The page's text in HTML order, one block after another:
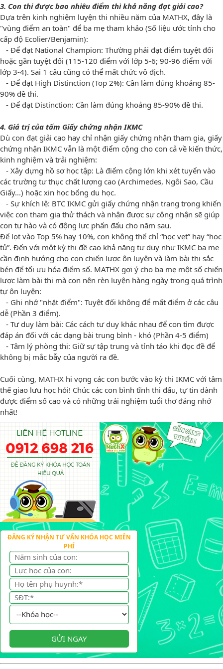
3. Con thi được bao nhiêu điểm thì khả năng đạt giải cao?
Dựa trên kinh nghiệm luyện thi nhiều năm của MATHX, đây là
"vùng điểm an toàn" để ba mẹ tham khảo (Số liệu ước tính cho
cấp độ Ecolier/Benjamin):
- Để đạt National Champion: Thường phải đạt điểm tuyệt đối
hoặc gần tuyệt đối (115-120 điểm với lớp 5-6; 90-96 điểm với
lớp 3-4). Sai 1 câu cũng có thể mất chức vô địch.
- Để đạt High Distinction (Top 2%): Cần làm đúng khoảng 85-
90% đề thi.
- Để đạt Distinction: Cần làm đúng khoảng 85-90% đề thi.
4. Giá trị của tấm Giấy chứng nhận IKMC
Dù con đạt giải cao hay chỉ nhận giấy chứng nhận tham gia, giấy
chứng nhận IKMC vẫn là một điểm cộng cho con cả về kiến thức,
kinh nghiệm và trải nghiệm:
- Xây dựng hồ sơ học tập: Là điểm cộng lớn khi xét tuyển vào
các trường tư thục chất lượng cao (Archimedes, Ngôi Sao, Cầu
Giấy...) hoặc xin học bổng du học.
- Sự khích lệ: BTC IKMC gửi giấy chứng nhận trang trọng khiến
việc con tham gia thử thách và nhận được sự công nhận sẽ giúp
con tự hào và có động lực phấn đấu cho năm sau.
Để lọt vào Top 5% hay 10%, con không thể chỉ “học vẹt” hay “học
tủ”. Đến với một kỳ thi đề cao khả năng tư duy như IKMC ba mẹ
cần định hướng cho con chiến lược ôn luyện và làm bài thi sắc
bén để tối ưu hóa điểm số. MATHX gợi ý cho ba mẹ một số chiến
lược làm bài thi mà con nên rèn luyện hàng ngày trong quá trình
tự ôn luyện:
- Ghi nhớ "nhặt điểm": Tuyệt đối không để mất điểm ở các câu
dễ (Phần 3 điểm).
- Tư duy làm bài: Các cách tư duy khác nhau để con tìm được
đáp án đối với các dạng bài trung bình - khó (Phần 4-5 điểm)
- Tâm lý phòng thi: Giữ sự tập trung và tỉnh táo khi đọc đề để
không bị mắc bẫy của người ra đề.
Cuối cùng, MATHX hi vọng các con bước vào kỳ thi IKMC với tâm
thế giao lưu học hỏi! Chúc các con bình tĩnh thi đấu, tự tin dành
được điểm số cao và có những trải nghiệm tuổi thơ đáng nhớ
nhất!
ĐĂNG KÝ NHẬN TƯ VẤN KHÓA HỌC MIỄN
PHÍ
GỬI NGAY